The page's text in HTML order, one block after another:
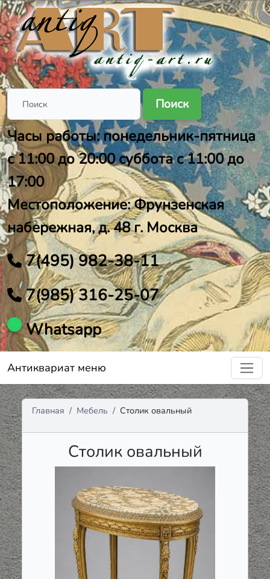
Поиск
Часы работы: понедельник-пятница
с 11:00 до 20:00 суббота с 11:00 до
17:00
Местоположение: Фрунзенская
набережная, д. 48 г. Москва
7(495) 982-38-11
7(985) 316-25-07
Whatsapp
Антиквариат меню
Главная Мебель Столик овальный
Столик овальный